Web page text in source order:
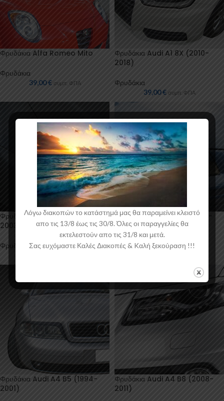
Φρυδάκια Alfa Romeo Mito
Φρυδάκια
39,00€ συμπ. ΦΠΑ
Φρυδάκια Audi A1 8X (2010-
2018)
Φρυδάκια
39,00€ συμπ. ΦΠΑ
Φρυδάκια Audi A3 8L (1996-
2003)
Φρυδάκια
Φρυδάκια Audi A3 8P (2003-
2012)
Φρυδάκια
Φρυδάκια Audi A4 B5 (1994-
2001)
Φρυδάκια Audi A4 B8 (2008-
2011)
Λόγω διακοπών το κατάστημά μας θα παραμείνει κλειστό
απο τις 13/8 έως τις 30/8. Όλες οι παραγγελίες θα
εκτελεστούν απο τις 31/8 και μετά.
Σας ευχόμαστε Καλές Διακοπές & Kαλή ξεκούραση !!!